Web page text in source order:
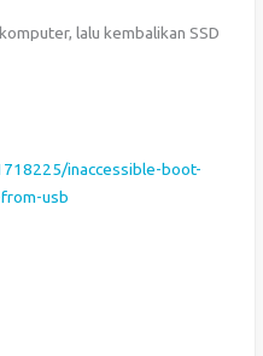
lalu kembalikan SSD
inaccessible-boot-
usb